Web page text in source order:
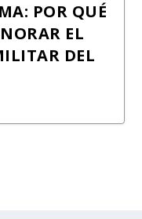
POR QUÉ
EL
DEL